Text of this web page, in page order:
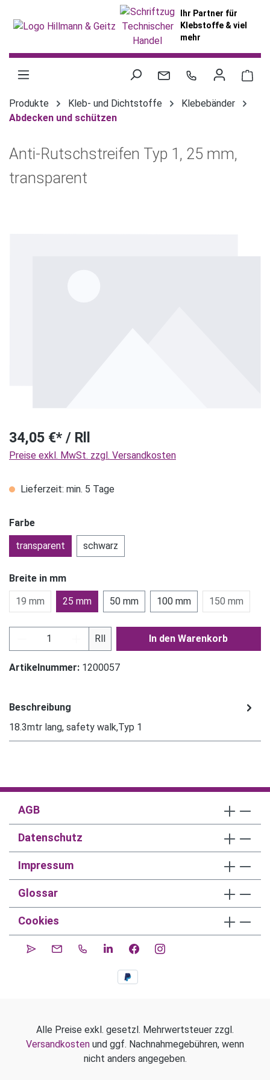
Ihr Partner für
Klebstoffe & viel
mehr
Produkte Kleb- und Dichtstoffe
Klebebänder
Abdecken und schützen
Anti-Rutschstreifen Typ 1, 25 mm,
transparent
34,05 €* / Rll
Preise exkl. MwSt. zzgl. Versandkosten
Lieferzeit: min. 5 Tage
Farbe
transparent
schwarz
Breite in mm
19 mm
25 mm 50 mm 100 mm 150 mm
Produkt Anzahl: Gib den gewünschten Wert
Rll In den Warenkorb
Artikelnummer: 1200057
Beschreibung
18.3mtr lang, safety walk,Typ 1
AGB
Datenschutz
Impressum
Glossar
Cookies
Alle Preise exkl. gesetzl. Mehrwertsteuer zzgl.
Versandkosten und ggf. Nachnahmegebühren, wenn
nicht anders angegeben.